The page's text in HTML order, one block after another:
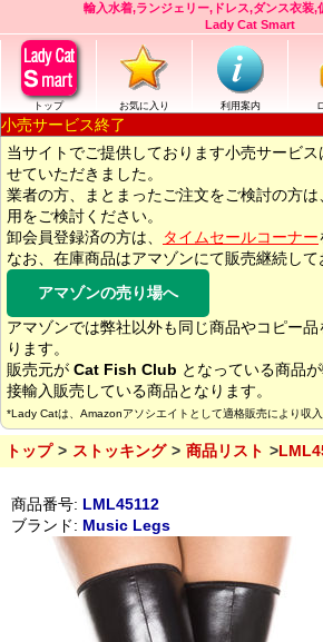
輸入水着,ランジェリー,ドレス,ダンス衣装,
Lady Cat Smart
トップ お気に入り 利用案内
小売サービス終了
当サイトでご提供しております小売サービ
せていただきました。
業者の方、まとまったご注文をご検討の方は
用をご検討ください。
卸会員登録済の方は、
タイムセールコーナー
なお、在庫商品はアマゾンにて販売継続して
アマゾンの売り場へ
アマゾンでは弊社以外も同じ商品やコピー
ります。
販売元が Cat Fish Club となっている商品
接輸入販売している商品となります。
*Lady Catは、Amazonアソシエイトとして適格販売により収入
トップ ストッキング 商品リスト
商品番号: LML45112
ブランド: Music Legs